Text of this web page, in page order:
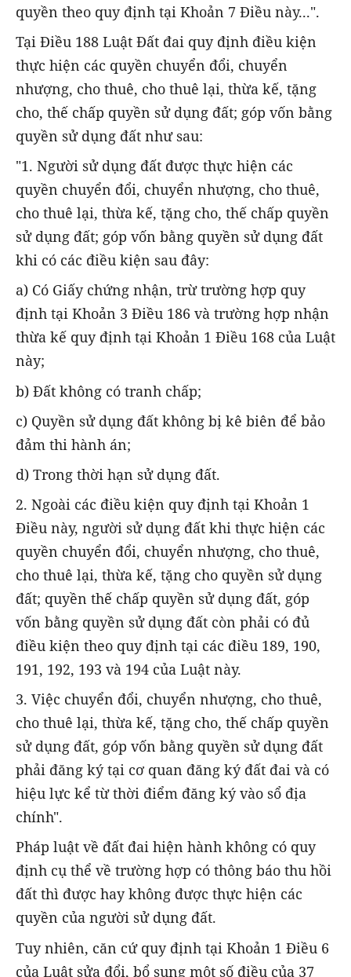
quyền theo quy định tại Khoản 7 Điều này...".
Tại Điều 188 Luật Đất đai quy định điều kiện
thực hiện các quyền chuyển đổi, chuyển
nhượng, cho thuê, cho thuê lại, thừa kế, tặng
cho, thế chấp quyền sử dụng đất; góp vốn bằng
quyền sử dụng đất như sau:
"1. Người sử dụng đất được thực hiện các
quyền chuyển đổi, chuyển nhượng, cho thuê,
cho thuê lại, thừa kế, tặng cho, thế chấp quyền
sử dụng đất; góp vốn bằng quyền sử dụng đất
khi có các điều kiện sau đây:
a) Có Giấy chứng nhận, trừ trường hợp quy
định tại Khoản 3 Điều 186 và trường hợp nhận
thừa kế quy định tại Khoản 1 Điều 168 của Luật
này;
b) Đất không có tranh chấp;
c) Quyền sử dụng đất không bị kê biên để bảo
đảm thi hành án;
d) Trong thời hạn sử dụng đất.
2. Ngoài các điều kiện quy định tại Khoản 1
Điều này, người sử dụng đất khi thực hiện các
quyền chuyển đổi, chuyển nhượng, cho thuê,
cho thuê lại, thừa kế, tặng cho quyền sử dụng
đất; quyền thế chấp quyền sử dụng đất, góp
vốn bằng quyền sử dụng đất còn phải có đủ
điều kiện theo quy định tại các điều 189, 190,
191, 192, 193 và 194 của Luật này.
3. Việc chuyển đổi, chuyển nhượng, cho thuê,
cho thuê lại, thừa kế, tặng cho, thế chấp quyền
sử dụng đất, góp vốn bằng quyền sử dụng đất
phải đăng ký tại cơ quan đăng ký đất đai và có
hiệu lực kể từ thời điểm đăng ký vào sổ địa
chính".
Pháp luật về đất đai hiện hành không có quy
định cụ thể về trường hợp có thông báo thu hồi
đất thì được hay không được thực hiện các
quyền của người sử dụng đất.
Tuy nhiên, căn cứ quy định tại Khoản 1 Điều 6
của Luật sửa đổi, bổ sung một số điều của 37